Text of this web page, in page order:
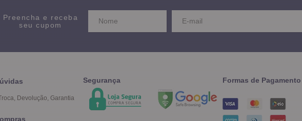
Preencha e receba
seu cupom
Devolução, Garantia
Segurança Formas de Pagamento